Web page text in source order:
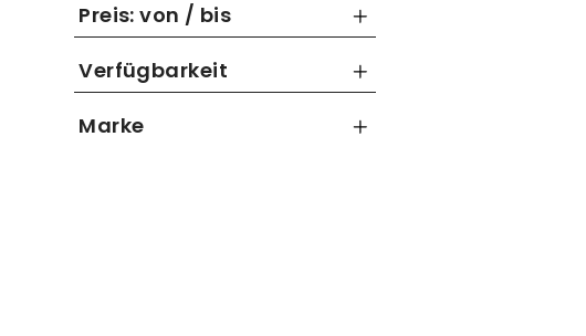
Preis: von / bis
Verfügbarkeit
Marke